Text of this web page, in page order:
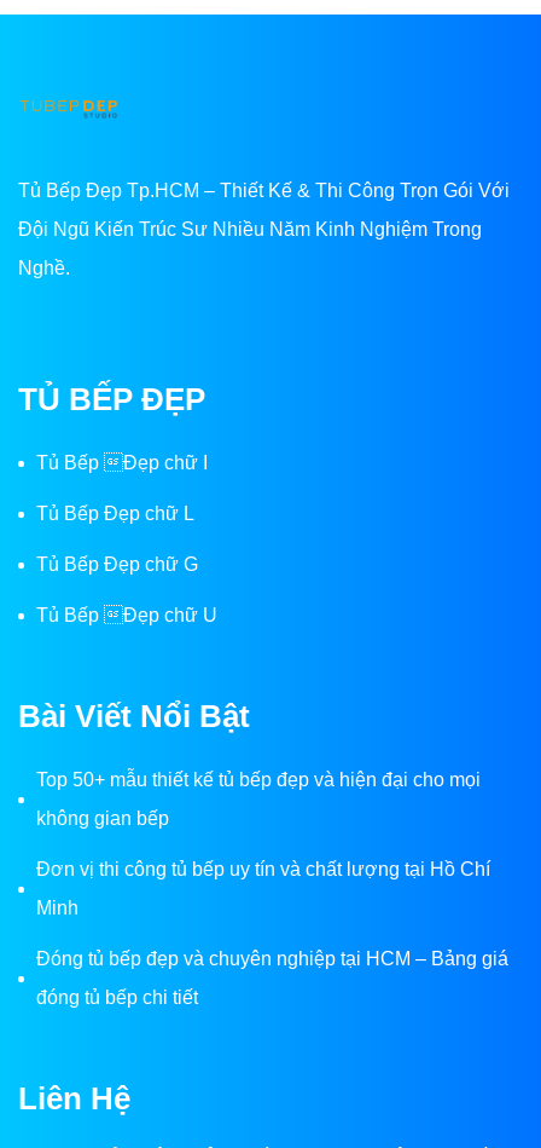
Tủ Bếp Đẹp Tp.HCM – Thiết Kế & Thi Công Trọn Gói Với
Đội Ngũ Kiến Trúc Sư Nhiều Năm Kinh Nghiệm Trong
Nghề.
TỦ BẾP ĐẸP
Tủ Bếp Đẹp chữ I
Tủ Bếp Đẹp chữ L
Tủ Bếp Đẹp chữ G
Tủ Bếp Đẹp chữ U
Bài Viết Nổi Bật
Top 50+ mẫu thiết kế tủ bếp đẹp và hiện đại cho mọi
không gian bếp
Đơn vị thi công tủ bếp uy tín và chất lượng tại Hồ Chí
Minh
Đóng tủ bếp đẹp và chuyên nghiệp tại HCM – Bảng giá
đóng tủ bếp chi tiết
Liên Hệ